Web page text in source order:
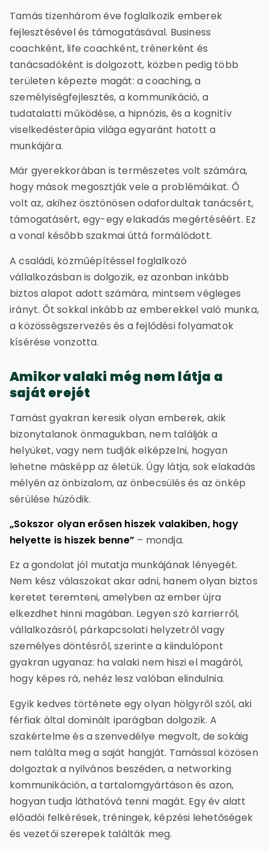
Tamás tizenhárom éve foglalkozik emberek
fejlesztésével és támogatásával. Business
coachként, life coachként, trénerként és
tanácsadóként is dolgozott, közben pedig több
területen képezte magát: a coaching, a
személyiségfejlesztés, a kommunikáció, a
tudatalatti működése, a hipnózis, és a kognitív
viselkedésterápia világa egyaránt hatott a
munkájára.
Már gyerekkorában is természetes volt számára,
hogy mások megosztják vele a problémáikat. Ő
volt az, akihez ösztönösen odafordultak tanácsért,
támogatásért, egy-egy elakadás megértéséért. Ez
a vonal később szakmai úttá formálódott.
A családi, közműépítéssel foglalkozó
vállalkozásban is dolgozik, ez azonban inkább
biztos alapot adott számára, mintsem végleges
irányt. Őt sokkal inkább az emberekkel való munka,
a közösségszervezés és a fejlődési folyamatok
kísérése vonzotta.
Amikor valaki még nem látja a
saját erejét
Tamást gyakran keresik olyan emberek, akik
bizonytalanok önmagukban, nem találják a
helyüket, vagy nem tudják elképzelni, hogyan
lehetne másképp az életük. Úgy látja, sok elakadás
mélyén az önbizalom, az önbecsülés és az önkép
sérülése húzódik.
„Sokszor olyan erősen hiszek valakiben, hogy
helyette is hiszek benne” – mondja.
Ez a gondolat jól mutatja munkájának lényegét.
Nem kész válaszokat akar adni, hanem olyan biztos
keretet teremteni, amelyben az ember újra
elkezdhet hinni magában. Legyen szó karrierről,
vállalkozásról, párkapcsolati helyzetről vagy
személyes döntésről, szerinte a kiindulópont
gyakran ugyanaz: ha valaki nem hiszi el magáról,
hogy képes rá, nehéz lesz valóban elindulnia.
Egyik kedves története egy olyan hölgyről szól, aki
férfiak által dominált iparágban dolgozik. A
szakértelme és a szenvedélye megvolt, de sokáig
nem találta meg a saját hangját. Tamással közösen
dolgoztak a nyilvános beszéden, a networking
kommunikáción, a tartalomgyártáson és azon,
hogyan tudja láthatóvá tenni magát. Egy év alatt
előadói felkérések, tréningek, képzési lehetőségek
és vezetői szerepek találták meg.